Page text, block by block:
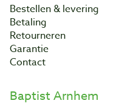
Bestellen & levering
Betaling
Retourneren
Garantie
Contact
Baptist Arnhem